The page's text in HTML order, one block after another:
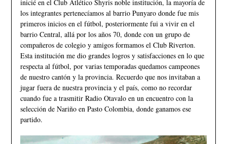
inicié en el Club Atlético Shyris noble institución, la mayoría de
los integrantes pertenecíamos al barrio Punyaro donde fue mis
primeros inicios en el fútbol, posteriormente fui a vivir en el
barrio Central, allá por los años 70, donde con un grupo de
compañeros de colegio y amigos formamos el Club Riverton.
Esta institución me dio grandes logros y satisfacciones en lo que
respecta al fútbol, por varias temporadas quedamos campeones
de nuestro cantón y la provincia. Recuerdo que nos invitaban a
jugar fuera de nuestra provincia y el país, como no recordar
cuando fue a trasmitir Radio Otavalo en un encuentro con la
selección de Nariño en Pasto Colombia, donde ganamos ese
partido.